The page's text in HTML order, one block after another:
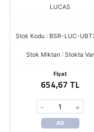
LUCAS
Stok Kodu : BSR-LUC-
Stok Miktarı : Stokta Var
Fiyat
654,67 TL
- +
AD